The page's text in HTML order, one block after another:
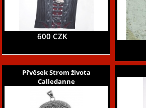
600 CZK
Přvěsek Strom života
Calledanne